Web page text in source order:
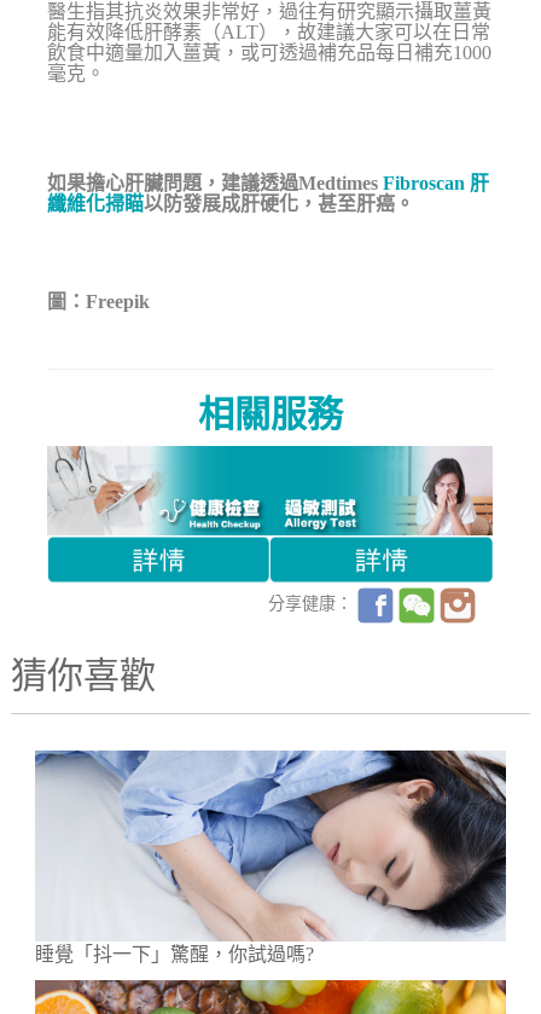
醫生指其抗炎效果非常好，過往有研究顯示攝取薑黃
能有效降低肝酵素（ALT），故建議大家可以在日常
飲食中適量加入薑黃，或可透過補充品每日補充1000
毫克。
如果擔心肝臟問題，建議透過MedtimesFibroscan 肝
纖維化掃瞄以防發展成肝硬化，甚至肝癌。
圖：Freepik
相關服務
分享健康：
猜你喜歡
睡覺「抖一下」驚醒，你試過嗎?